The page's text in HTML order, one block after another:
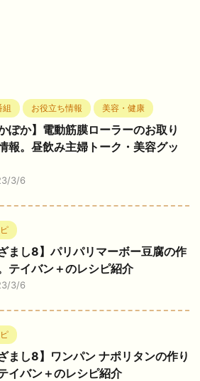
組 お役立ち情報 美容・健康
かぽか】電動筋膜ローラーのお取り
報。昼飲み主婦トーク・美容グッ
3/6
ざまし8】パリパリマーボー豆腐の作
テイバン＋のレシピ紹介
3/6
ざまし8】ワンパン ナポリタンの作り
イバン＋のレシピ紹介